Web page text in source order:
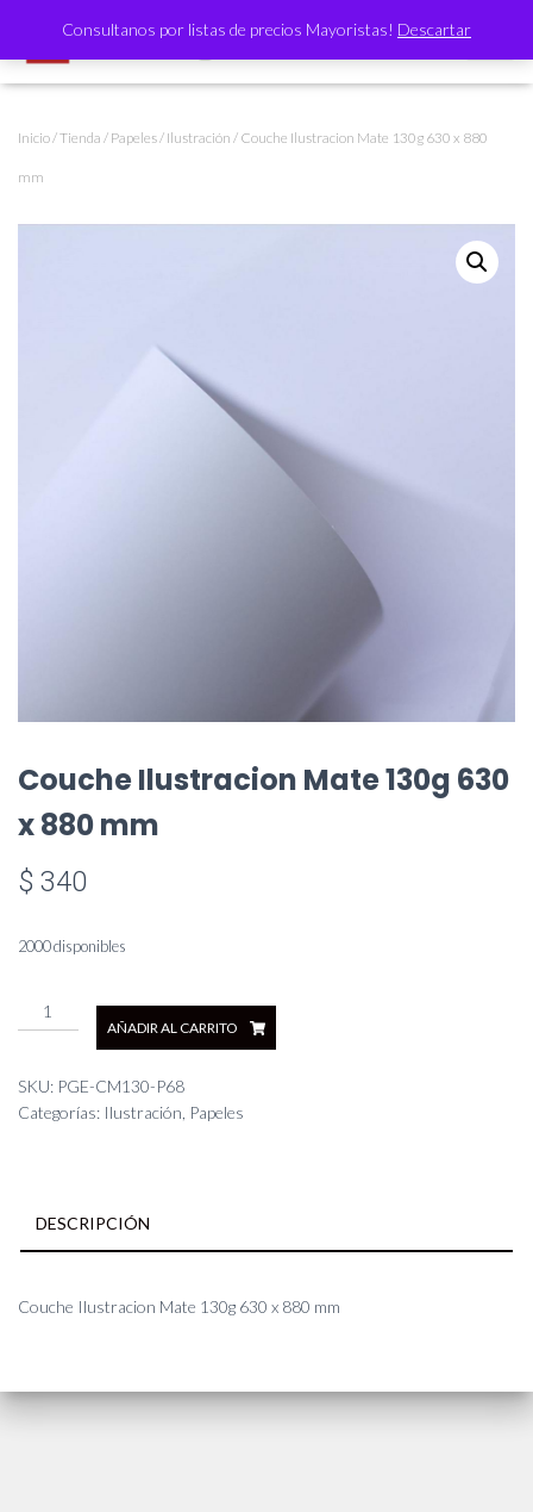
Consultanos por listas de precios Mayoristas! Descartar
Inicio/Tienda / Papeles/ Ilustración / Couche Ilustracion Mate 130g 630 x 880
mm
Couche Ilustracion Mate 130g 630
x 880 mm
$ 340
2000 disponibles
Couche
Ilustracion
130g
630
cantidad
AÑADIR AL CARRITO
SKU: PGE-CM130-P68
Categorías: Ilustración Papeles
DESCRIPCIÓN
Couche Ilustracion Mate 130g 630 x 880 mm